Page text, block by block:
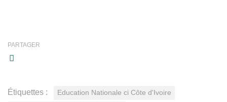
PARTAGER
Étiquettes : Education Nationale ci Côte d'Ivoire